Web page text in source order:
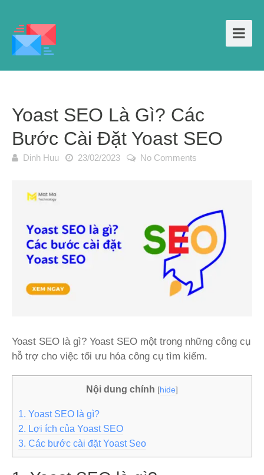
Yoast SEO Là Gì? Các
Bước Cài Đặt Yoast SEO
Dinh Huu 23/02/2023 No Comments
Yoast SEO là gì? Yoast SEO một trong những công cụ
hỗ trợ cho việc tối ưu hóa công cụ tìm kiếm.
Nội dung chính [hide]
1. Yoast SEO là gì?
2. Lợi ích của Yoast SEO
3. Các bước cài đặt Yoast Seo